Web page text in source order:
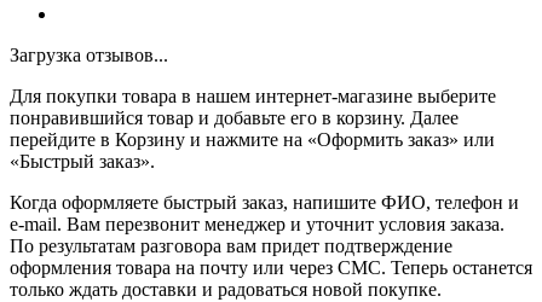
Загрузка отзывов...
Для покупки товара в нашем интернет-магазине выберите
понравившийся товар и добавьте его в корзину. Далее
перейдите в Корзину и нажмите на «Оформить заказ» или
«Быстрый заказ».
Когда оформляете быстрый заказ, напишите ФИО, телефон и
e-mail. Вам перезвонит менеджер и уточнит условия заказа.
По результатам разговора вам придет подтверждение
оформления товара на почту или через СМС. Теперь останется
только ждать доставки и радоваться новой покупке.